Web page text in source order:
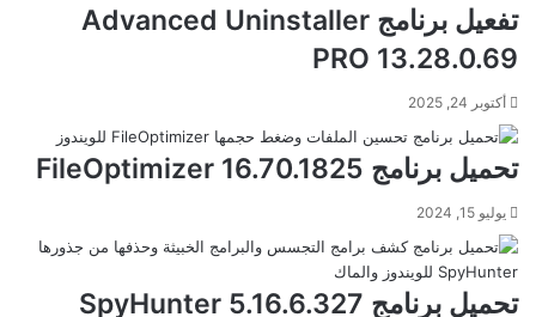
تفعيل برنامج Advanced Uninstaller
PRO 13.28.0.69
أكتوبر 24, 2025
تحميل برنامج FileOptimizer 16.70.1825
يوليو 15, 2024
تحميل برنامج SpyHunter 5.16.6.327